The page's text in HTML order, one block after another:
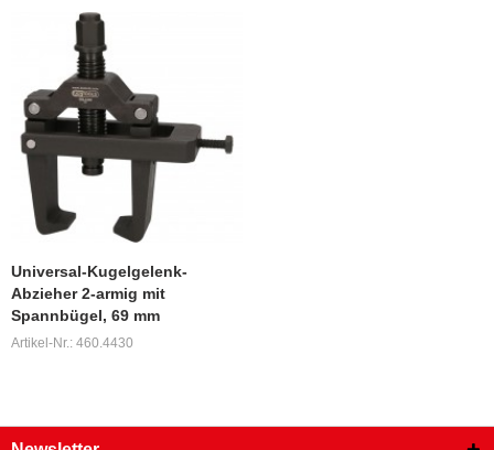
Universal-Kugelgelenk-
Abzieher 2-armig mit
Spannbügel, 69 mm
Artikel-Nr.: 460.4430